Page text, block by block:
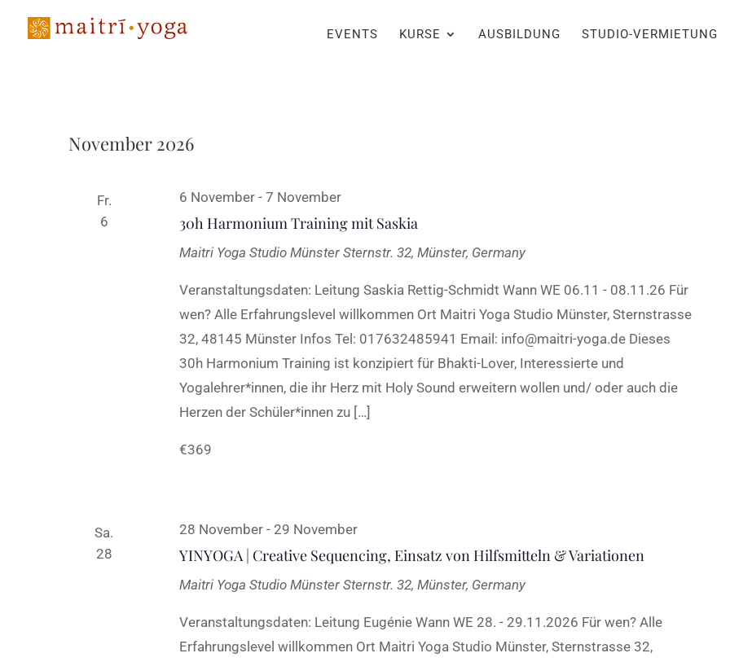
EVENTS KURSE AUSBILDUNG STUDIO-VERMIETUNG
November 2026
Fr.
6
30h Harmonium Training mit Saskia
6 November- 7 November
Maitri Yoga Studio Münster Sternstr. 32, Münster, Germany
Veranstaltungsdaten: Leitung Saskia Rettig-Schmidt Wann WE 06.11 - 08.11.26 Für
wen? Alle Erfahrungslevel willkommen Ort Maitri Yoga Studio Münster, Sternstrasse
32, 48145 Münster Infos Tel: 017632485941 Email: info@maitri-yoga.de Dieses
30h Harmonium Training ist konzipiert für Bhakti-Lover, Interessierte und
Yogalehrer*innen, die ihr Herz mit Holy Sound erweitern wollen und/ oder auch die
Herzen der Schüler*innen zu […]
€369
Sa.
28
YINYOGA | Creative Sequencing, Einsatz von Hilfsmitteln & Variationen
28 November- 29 November
Maitri Yoga Studio Münster Sternstr. 32, Münster, Germany
Veranstaltungsdaten: Leitung Eugénie Wann WE 28. - 29.11.2026 Für wen? Alle
Erfahrungslevel willkommen Ort Maitri Yoga Studio Münster, Sternstrasse 32,